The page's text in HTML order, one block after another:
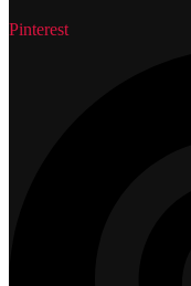
Pinterest